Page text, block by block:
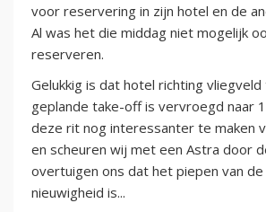
voor reservering in zijn hotel en de
Al was het die middag niet mogelijk
reserveren.
Gelukkig is dat hotel richting
geplande take-off is vervroegd naar
deze rit nog interessanter te maken
en scheuren wij met een Astra door
overtuigen ons dat het piepen van
nieuwigheid is...